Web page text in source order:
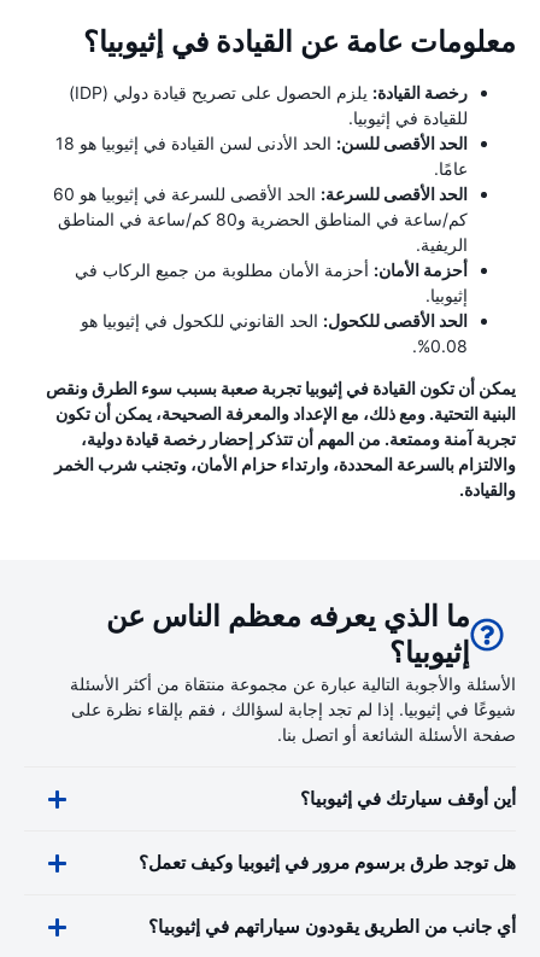
معلومات عامة عن القيادة في إثيوبيا؟
رخصة القيادة:
يلزم الحصول على تصريح قيادة دولي (IDP)
للقيادة في إثيوبيا.
الحد الأقصى للسن:
الحد الأدنى لسن القيادة في إثيوبيا هو 18
عامًا.
الحد الأقصى للسرعة:
الحد الأقصى للسرعة في إثيوبيا هو 60
كم/ساعة في المناطق الحضرية و80 كم/ساعة في المناطق
الريفية.
أحزمة الأمان: أحزمة الأمان مطلوبة من جميع الركاب في
إثيوبيا.
الحد الأقصى للكحول: الحد القانوني للكحول في إثيوبيا هو
0.08%.
يمكن أن تكون القيادة في إثيوبيا تجربة صعبة بسبب سوء الطرق ونقص
البنية التحتية. ومع ذلك، مع الإعداد والمعرفة الصحيحة، يمكن أن تكون
تجربة آمنة وممتعة. من المهم أن تتذكر إحضار رخصة قيادة دولية،
والالتزام بالسرعة المحددة، وارتداء حزام الأمان، وتجنب شرب الخمر
والقيادة.
ما الذي يعرفه معظم الناس عن
إثيوبيا؟
الأسئلة والأجوبة التالية عبارة عن مجموعة منتقاة من أكثر الأسئلة
شيوعًا في إثيوبيا. إذا لم تجد إجابة لسؤالك ، فقم بإلقاء نظرة على
صفحة الأسئلة الشائعة أو اتصل بنا.
أين أوقف سيارتك في إثيوبيا؟
هل توجد طرق برسوم مرور في إثيوبيا وكيف تعمل؟
أي جانب من الطريق يقودون سياراتهم في إثيوبيا؟